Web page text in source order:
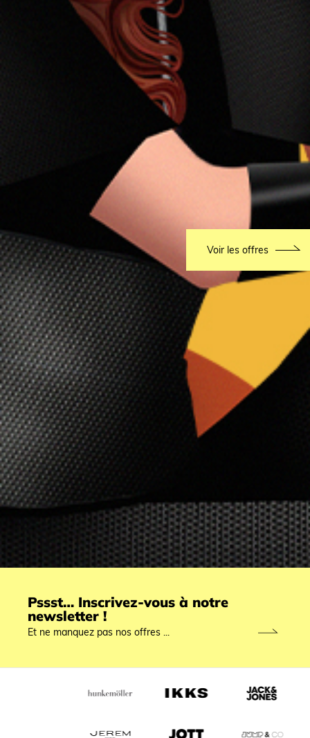
Voir les offres
Pssst… Inscrivez-vous à notre
newsletter !
Et ne manquez pas nos offres ...